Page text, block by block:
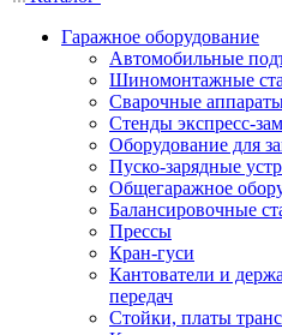
Гаражное оборудование
Автомобильные
Шиномонтажные
Сварочные
Стенды экспресс-
Оборудование для
Пуско-зарядные
Общегаражное
Балансировочные
Прессы
Кран-гуси
Кантователи и
передач
Стойки, платы